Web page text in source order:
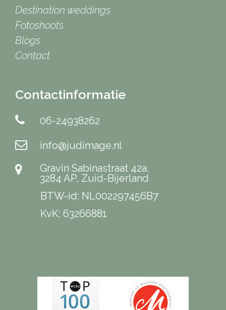
Destination weddings
Fotoshoots
Blogs
Contact
Contactinformatie
06-24938262
info@judimage.nl
Gravin Sabinastraat 42a,
3284 AP, Zuid-Bijerland
BTW-id: NL002297456B7
KvK: 63266881